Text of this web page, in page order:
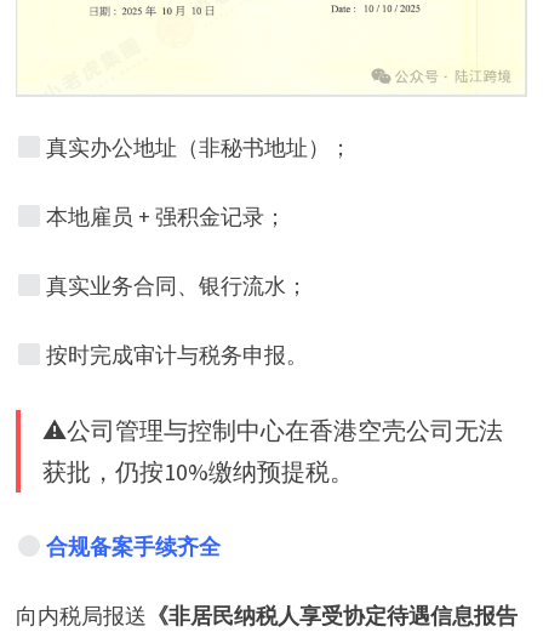
真实办公地址（非秘书地址）；
本地雇员 + 强积金记录；
真实业务合同、银行流水；
按时完成审计与税务申报。
⚠公司管理与控制中心在香港空壳公司无法
获批，仍按10%缴纳预提税。
合规备案手续齐全
向内税局报送 《非居民纳税人享受协定待遇信息报告